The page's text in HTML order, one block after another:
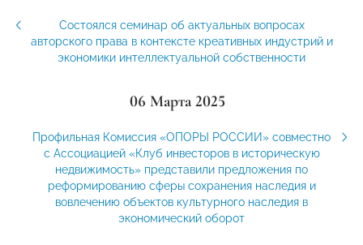
Состоялся семинар об актуальных вопросах
авторского права в контексте креативных индустрий и
экономики интеллектуальной собственности
06 Марта 2025
Профильная Комиссия «ОПОРЫ РОССИИ» совместно
с Ассоциацией «Клуб инвесторов в историческую
недвижимость» представили предложения по
реформированию сферы сохранения наследия и
вовлечению объектов культурного наследия в
экономический оборот